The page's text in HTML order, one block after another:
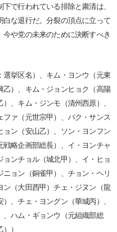
で行われている排除と粛清は、
な退行だ。分裂の頂点に立って
や党の未来のために決断すべき
選挙区名）、キム・ヨンウ（元東
）、キム・ジョンヒョク（高陽
、キム・ジンモ（清州西原）、
ァ（元世宗甲）、パク・サンス
ョン（安山乙）、ソン・ヨンフン
戦略企画部総長）、イ・ヨンチャ
ンチョル（城北甲）、イ・ヒョ
ョン（銅雀甲）、チョン・ヘリ
ン（大田西甲）チェ・ジヌン（龍
、チェ・ヨングン（華城丙）、
ハム・ギョンウ（元組織部総
）